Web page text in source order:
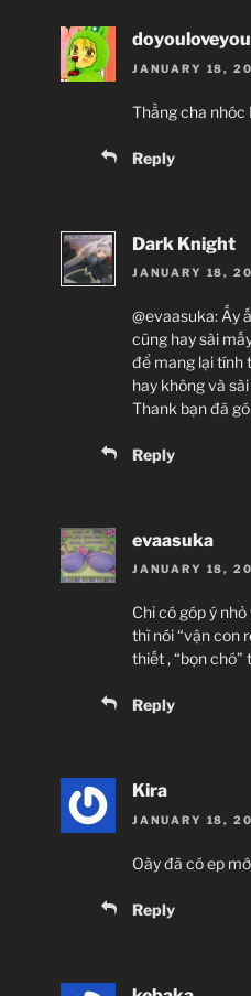
doyouloveyou
JANUARY 18,
Thằng cha nhóc
Reply
Dark Knight
JANUARY 18,
@evaasuka: Ấy
cũng hay sài
để mang lại tính
hay không và
Thank bạn đã
Reply
evaasuka
JANUARY 18,
Chỉ có góp ý
thì nói “vận con
thiết , “bọn chó”
Reply
Kira
JANUARY 18,
Oày đã có ep
Reply